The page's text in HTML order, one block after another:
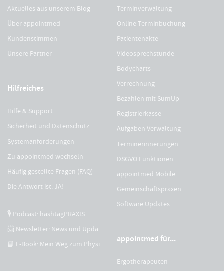
Aktuelles aus unserem Blog
Über appointmed
Kundenstimmen
Unsere Partner
Hilfreiches
Hilfe & Support
Sicherheit und Datenschutz
Systemanforderungen
Zu appointmed wechseln
Häufig gestellte Fragen (FAQ)
Die Antwort ist: JA!
🎙 Podcast: hashtagPRAXIS
📨 Newsletter: News und Updates
📘 E-Book: Mein Weg zum Physiotherapeuten
Terminverwaltung
Online Terminbuchung
Patientenakte
Videosprechstunde
Bodycharts
Verrechnung
Bezahlen mit SumUp
Registrierkasse
Aufgaben Verwaltung
Terminerinnerungen
DSGVO Funktionen
appointmed Mobile
Gemeinschaftspraxen
Software Updates
appointmed für...
Ergotherapeuten